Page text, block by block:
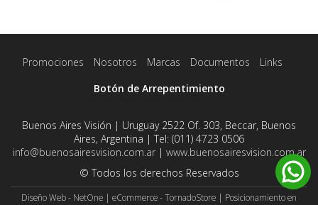
Promociones Nosotros Marcas Documentos
Links
Botón de Arrepentimiento
Buenos Aires Visión | Uruguay 2522 Of. 303, Beccar, Buenos
Aires, Argentina | Tel: (011) 4723 0506
info@buenosairesvision.com.ar| www.buenosairesvision.com.ar
© Todos los derechos Reservados
Diseño Web - NetOne | eCommerce - TornadoStore | Posicionamiento en